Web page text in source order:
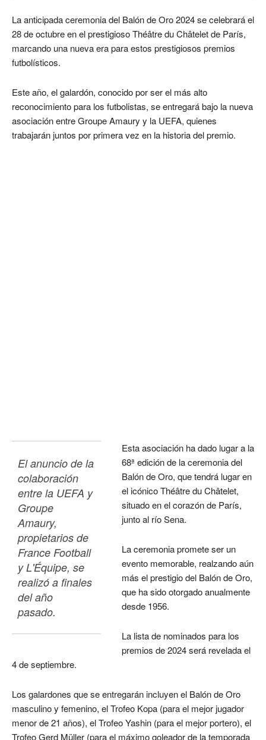
La anticipada ceremonia del Balón de Oro 2024 se celebrará el
28 de octubre en el prestigioso Théâtre du Châtelet de París,
marcando una nueva era para estos prestigiosos premios
futbolísticos.
Este año, el galardón, conocido por ser el más alto
reconocimiento para los futbolistas, se entregará bajo la nueva
asociación entre Groupe Amaury y la UEFA, quienes
trabajarán juntos por primera vez en la historia del premio.
El anuncio de la
colaboración
entre la UEFA y
Groupe
Amaury,
propietarios de
France Football
y L'Équipe, se
realizó a finales
del año
pasado.
Esta asociación ha dado lugar a la
68ª edición de la ceremonia del
Balón de Oro, que tendrá lugar en
el icónico Théâtre du Châtelet,
situado en el corazón de París,
junto al río Sena.
La ceremonia promete ser un
evento memorable, realzando aún
más el prestigio del Balón de Oro,
que ha sido otorgado anualmente
desde 1956.
La lista de nominados para los
premios de 2024 será revelada el
4 de septiembre.
Los galardones que se entregarán incluyen el Balón de Oro
masculino y femenino, el Trofeo Kopa (para el mejor jugador
menor de 21 años), el Trofeo Yashin (para el mejor portero), el
Trofeo Gerd Müller (para el máximo goleador de la temporada